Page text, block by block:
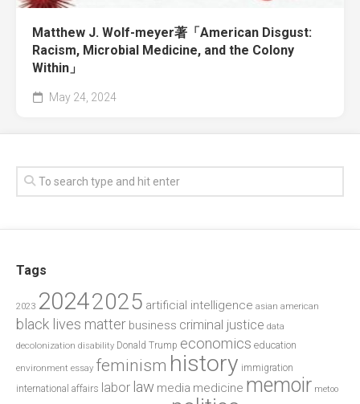
Matthew J. Wolf-meyer著「American Disgust:
Racism, Microbial Medicine, and the Colony
Within」
May 24, 2024
Tags
2023 20242025 artificial intelligence asian american
black lives matter business criminal justice data
decolonization disability Donald Trump economics education
environment essay feminism history immigration
international affairs labor law media medicine memoir metoo